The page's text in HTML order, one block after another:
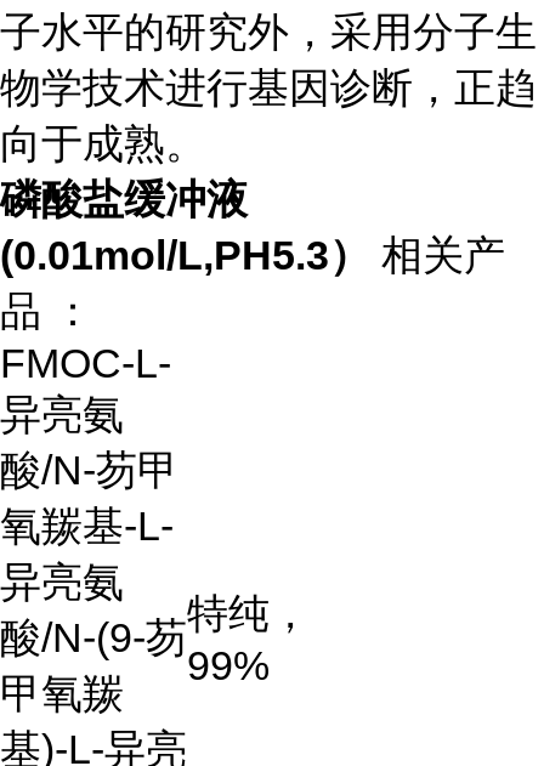
子水平的研究外，采用分子生
物学技术进行基因诊断，正趋
向于成熟。
磷酸盐缓冲液
(0.01mol/L,PH5.3） 相关产
品 ：
FMOC-L-
异亮氨
酸/N-芴甲
氧羰基-L-
异亮氨
酸/N-(9-芴
甲氧羰
基)-L-异亮
特纯，
99%